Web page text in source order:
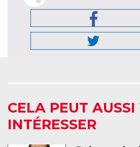
CELA PEUT AUSSI
INTÉRESSER